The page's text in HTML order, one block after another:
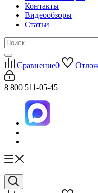
Контакты
Видеообзоры
Статьи
Сравнение0
8 800 511-05-45